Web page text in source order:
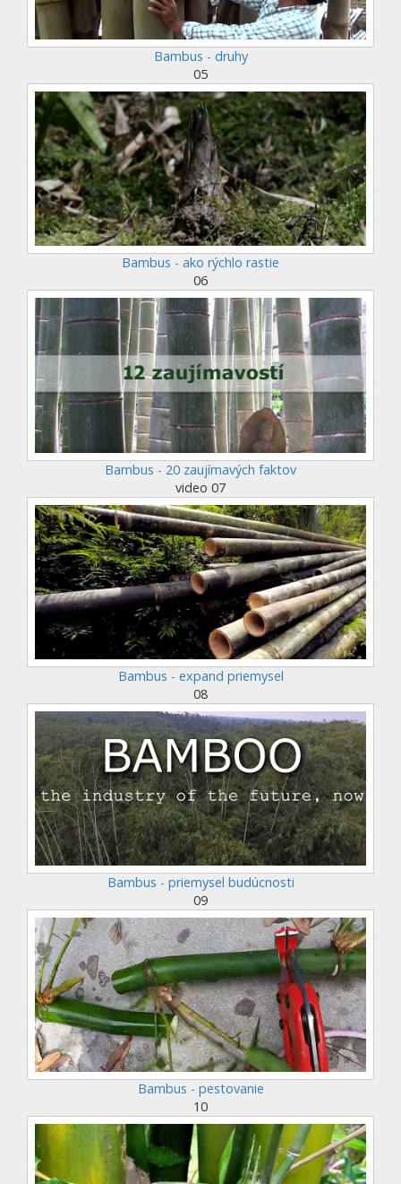
Bambus - druhy
05
Bambus - ako rýchlo rastie
06
Bambus - 20 zaujímavých faktov
video 07
Bambus - expand priemysel
08
Bambus - priemysel budúcnosti
09
Bambus - pestovanie
10